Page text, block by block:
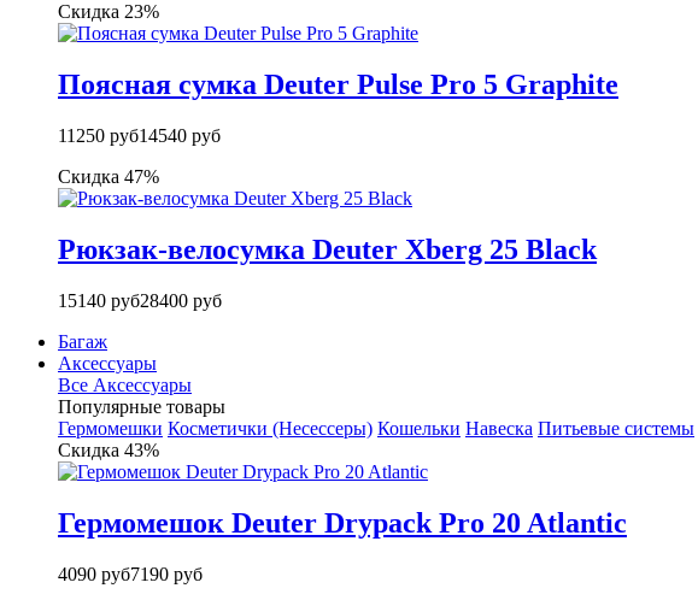
Скидка 23%
Поясная сумка Deuter Pulse Pro 5 Graphite
11250 руб14540 руб
Скидка 47%
Рюкзак-велосумка Deuter Xberg 25 Black
15140 руб28400 руб
Багаж
Аксессуары
Все Аксессуары
Популярные товары
Гермомешки Косметички (Несессеры) Кошельки Навеска Питьевые системы
Скидка 43%
Гермомешок Deuter Drypack Pro 20 Atlantic
4090 руб7190 руб